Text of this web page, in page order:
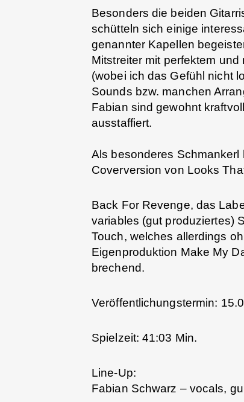
Besonders die beiden
schütteln sich einige
genannter Kapellen
Mitstreiter mit perfektem
(wobei ich das Gefühl nicht
Sounds bzw. manchen
Fabian sind gewohnt
ausstaffiert.
Als besonderes
Coverversion von Looks
Back For Revenge, das
variables (gut produziertes)
Touch, welches allerdings
Eigenproduktion Make My
brechend.
Veröffentlichungstermin:
Spielzeit: 41:03 Min.
Line-Up:
Fabian Schwarz – vocals,